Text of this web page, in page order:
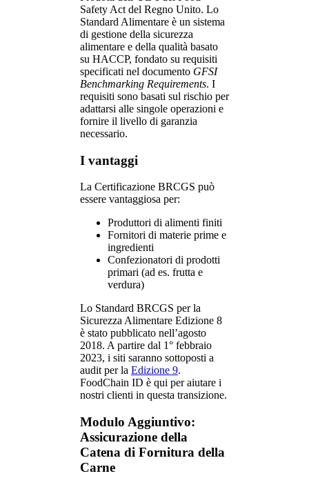
Safety Act del Regno Unito. Lo
Standard Alimentare è un sistema
di gestione della sicurezza
alimentare e della qualità basato
su HACCP, fondato su requisiti
specificati nel documento GFSI
Benchmarking Requirements. I
requisiti sono basati sul rischio per
adattarsi alle singole operazioni e
fornire il livello di garanzia
necessario.
I vantaggi
La Certificazione BRCGS può
essere vantaggiosa per:
Produttori di alimenti finiti
Fornitori di materie prime e
ingredienti
Confezionatori di prodotti
primari (ad es. frutta e
verdura)
Lo Standard BRCGS per la
Sicurezza Alimentare Edizione 8
è stato pubblicato nell’agosto
2018. A partire dal 1° febbraio
2023, i siti saranno sottoposti a
audit per la Edizione 9.
FoodChain ID è qui per aiutare i
nostri clienti in questa transizione.
Modulo Aggiuntivo:
Assicurazione della
Catena di Fornitura della
Carne